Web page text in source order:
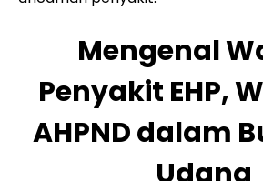
Mengenal
Penyakit EHP,
AHPND dalam